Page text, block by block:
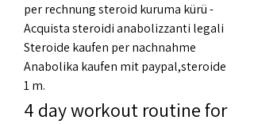
per rechnung steroid kuruma kürü -
Acquista steroidi anabolizzanti legali
Steroide kaufen per nachnahme
Anabolika kaufen mit paypal,steroide
1 m.
4 day workout routine for